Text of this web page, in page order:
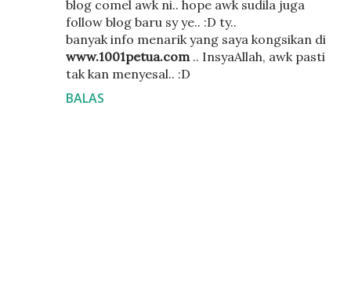
blog comel awk ni.. hope awk sudila juga
follow blog baru sy ye.. :D ty..
banyak info menarik yang saya kongsikan di
www.1001petua.com.. InsyaAllah, awk pasti
tak kan menyesal.. :D
BALAS